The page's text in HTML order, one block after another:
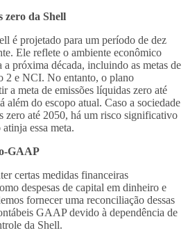
zero da Shell
é projetado para um período de dez
Ele reflete o ambiente econômico
a próxima década, incluindo as metas de
2 e NCI. No entanto, o plano
a meta de emissões líquidas zero até
além do escopo atual. Caso a sociedade
zero até 2050, há um risco significativo
essa meta.
GAAP
certas medidas financeiras
despesas de capital em dinheiro e
fornecer uma reconciliação dessas
GAAP devido à dependência de
da Shell.